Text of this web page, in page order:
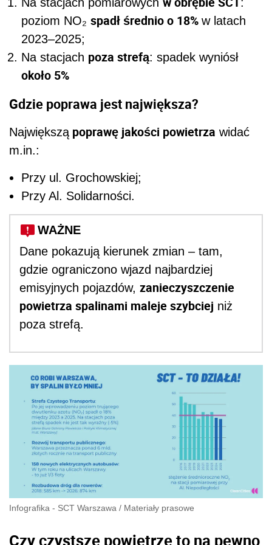
poziom NO₂ spadł średnio o 18% w latach
2023–2025;
Na stacjach poza strefą: spadek wyniósł
około 5%
Gdzie poprawa jest największa?
Największąpoprawę jakości powietrza widać
m.in.:
Przy ul. Grochowskiej;
Przy Al. Solidarności.
WAŻNE
Dane pokazują kierunek zmian – tam,
gdzie ograniczono wjazd najbardziej
emisyjnych pojazdów, zanieczyszczenie
powietrza spalinami maleje szybciej niż
poza strefą.
Infografika - SCT Warszawa / Materiały prasowe
Czy czystsze powietrze to na pewno